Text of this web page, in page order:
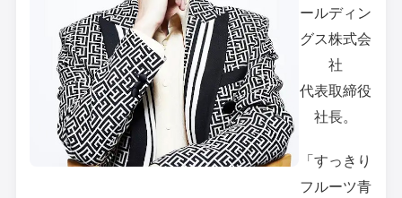
ールディン
グス株式会
社
代表取締役
社長。
「すっきり
フルーツ青